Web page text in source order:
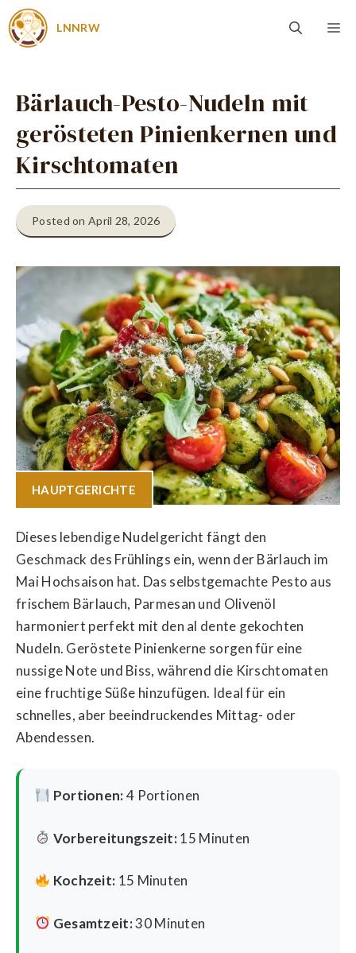
Zum
Inhalt
LNNRW
Bärlauch-Pesto-Nudeln mit
gerösteten Pinienkernen und
Kirschtomaten
Posted on April 28, 2026
HAUPTGERICHTE
Dieses lebendige Nudelgericht fängt den
Geschmack des Frühlings ein, wenn der Bärlauch im
Mai Hochsaison hat. Das selbstgemachte Pesto aus
frischem Bärlauch, Parmesan und Olivenöl
harmoniert perfekt mit den al dente gekochten
Nudeln. Geröstete Pinienkerne sorgen für eine
nussige Note und Biss, während die Kirschtomaten
eine fruchtige Süße hinzufügen. Ideal für ein
schnelles, aber beeindruckendes Mittag- oder
Abendessen.
Portionen:4 Portionen
Vorbereitungszeit:15 Minuten
Kochzeit: 15 Minuten
Gesamtzeit:30 Minuten